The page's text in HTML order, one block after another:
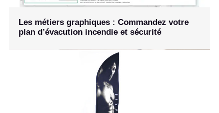
Les métiers graphiques : Commandez votre
plan d’évacution incendie et sécurité